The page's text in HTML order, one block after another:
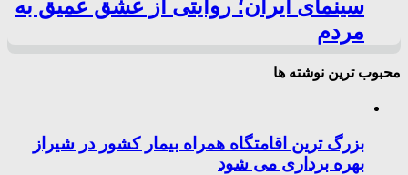
سینمای ایران؛ روایتی از عشق عمیق به
مردم
محبوب ترین نوشته ها
بزرگ ترین اقامتگاه همراه بیمار کشور در شیراز
بهره برداری می شود